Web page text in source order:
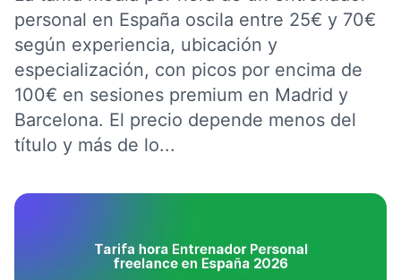
personal en España oscila entre 25€ y 70€
según experiencia, ubicación y
especialización, con picos por encima de
100€ en sesiones premium en Madrid y
Barcelona. El precio depende menos del
título y más de lo...